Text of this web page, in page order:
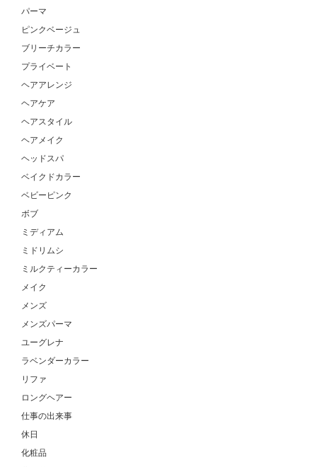
パーマ
ピンクベージュ
ブリーチカラー
プライベート
ヘアアレンジ
ヘアケア
ヘアスタイル
ヘアメイク
ヘッドスパ
ベイクドカラー
ベビーピンク
ボブ
ミディアム
ミドリムシ
ミルクティーカラー
メイク
メンズ
メンズパーマ
ユーグレナ
ラベンダーカラー
リファ
ロングヘアー
仕事の出来事
休日
化粧品